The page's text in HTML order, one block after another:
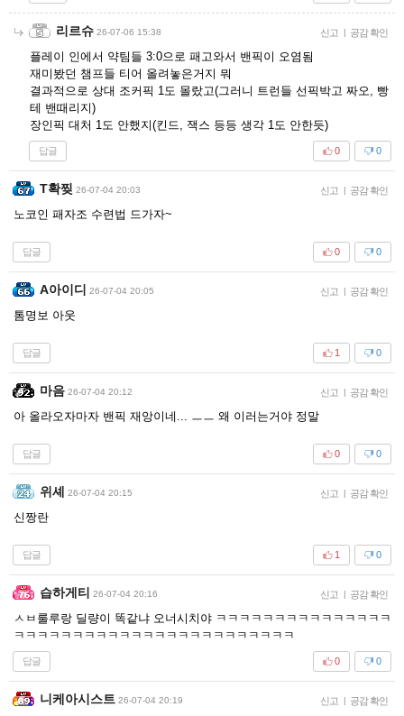
리르슈 26-07-06 15:38 신고 | 공감 확인
플레이 인에서 약팀들 3:0으로 패고와서 밴픽이 오염됨
재미봤던 챔프들 티어 올려놓은거지 뭐
결과적으로 상대 조커픽 1도 몰랐고(그러니 트런들 선픽박고 짜오, 빵
테 밴때리지)
장인픽 대처 1도 안했지(킨드, 잭스 등등 생각 1도 안한듯)
답글 0
0
T확찢 26-07-04 20:03 신고 | 공감 확인
노코인 패자조 수련법 드가자~
답글 0
0
A아이디 26-07-04 20:05 신고 | 공감 확인
톰명보 아웃
답글 0
1
마음 26-07-04 20:12 신고 | 공감 확인
아 올라오자마자 밴픽 재앙이네... ㅡㅡ 왜 이러는거야 정말
답글 0
0
위셰 26-07-04 20:15 신고 | 공감 확인
신짱란
답글 0
1
습하게티 26-07-04 20:16 신고 | 공감 확인
ㅅㅂ룰루랑 딜량이 똑같냐 오너시치야 ㅋㅋㅋㅋㅋㅋㅋㅋㅋㅋㅋㅋㅋㅋㅋ
ㅋㅋㅋㅋㅋㅋㅋㅋㅋㅋㅋㅋㅋㅋㅋㅋㅋㅋㅋㅋㅋㅋㅋㅋ
답글 0
0
니케아시스트 26-07-04 20:19 신고 | 공감 확인